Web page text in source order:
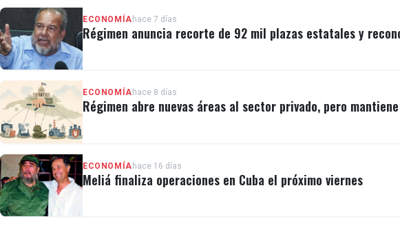
ECONOMÍA hace 7 días
Régimen anuncia recorte de 92 mil plazas estatales y
ECONOMÍA hace 8 días
Régimen abre nuevas áreas al sector privado, pero
ECONOMÍA hace 16 días
Meliá finaliza operaciones en Cuba el próximo viernes